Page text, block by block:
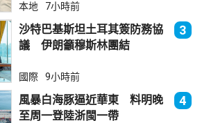
本地 7小時前
沙特巴基斯坦土耳其簽防務協
議 伊朗籲穆斯林團結
3
國際 9小時前
風暴白海豚逼近華東 料明晚
至周一登陸浙閩一帶
4